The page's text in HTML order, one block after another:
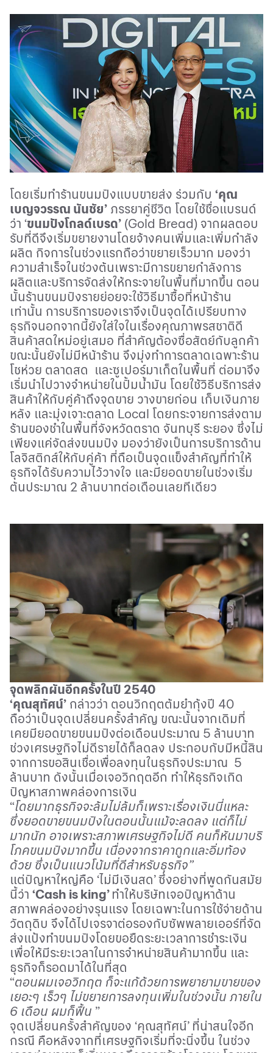
โดยเริ่มทำร้านขนมปังแบบขายส่ง ร่วมกับ ‘คุณ
เบญจวรรณ นันชัย’ ภรรยาคู่ชีวิต โดยใช้ชื่อแบรนด์
ว่า ‘ขนมปังโกลด์เบรด’ (Gold Bread) จากผลตอบ
รับที่ดีจึงเริ่มขยายงานโดยจ้างคนเพิ่มและเพิ่มกำลัง
ผลิต กิจการในช่วงแรกถือว่าขยายเร็วมาก มองว่า
ความสำเร็จในช่วงต้นเพราะมีการขยายกำลังการ
ผลิตและบริการจัดส่งให้กระจายในพื้นที่มากขึ้น ตอน
นั้นร้านขนมปังรายย่อยจะใช้วิธีมาซื้อที่หน้าร้าน
เท่านั้น การบริการของเราจึงเป็นจุดได้เปรียบทาง
ธุรกิจนอกจากนี้ยังใส่ใจในเรื่องคุณภาพรสชาติดี
สินค้าสดใหม่อยู่เสมอ ที่สำคัญต้องซื่อสัตย์กับลูกค้า
ขณะนั้นยังไม่มีหน้าร้าน จึงมุ่งทำการตลาดเฉพาะร้าน
โชห่วย ตลาดสด และซูเปอร์มาเก็ตในพื้นที่ ต่อมาจึง
เริ่มนำไปวางจำหน่ายในปั้มน้ำมัน โดยใช้วิธีบริการส่ง
สินค้าให้กับคู่ค้าถึงจุดขาย วางขายก่อน เก็บเงินภาย
หลัง และมุ่งเจาะตลาด Local โดยกระจายการส่งตาม
ร้านของชำในพื้นที่จังหวัดตราด จันทบุรี ระยอง ซึ่งไม่
เพียงแค่จัดส่งขนมปัง มองว่ายังเป็นการบริการด้าน
โลจิสติกส์ให้กับคู่ค้า ที่ถือเป็นจุดแข็งสำคัญที่ทำให้
ธุรกิจได้รับความไว้วางใจ และมียอดขายในช่วงเริ่ม
ต้นประมาณ 2 ล้านบาทต่อเดือนเลยทีเดียว
จุดพลิกผันอีกครั้งในปี 2540
‘คุณสุทัศน์’ กล่าวว่า ตอนวิกฤตต้มยำกุ้งปี 40
ถือว่าเป็นจุดเปลี่ยนครั้งสำคัญ ขณะนั้นจากเดิมที่
เคยมียอดขายขนมปังต่อเดือนประมาณ 5 ล้านบาท
ช่วงเศรษฐกิจไม่ดีรายได้ก็ลดลง ประกอบกับมีหนี้สิน
จากการขอสินเชื่อเพื่อลงทุนในธุรกิจประมาณ 5
ล้านบาท ดังนั้นเมื่อเจอวิกฤตอีก ทำให้ธุรกิจเกิด
ปัญหาสภาพคล่องการเงิน
“โดยมากธุรกิจจะล้มไม่ล้มก็เพราะเรื่องเงินนี่แหละ
ซึ่งยอดขายขนมปังในตอนนั้นแม้จะลดลง แต่ก็ไม่
มากนัก อาจเพราะสภาพเศรษฐกิจไม่ดี คนก็หันมาบริ
โภคขนมปังมากขึ้น เนื่องจากราคาถูกและอิ่มท้อง
ด้วย ซึ่งเป็นแนวโน้มที่ดีสำหรับธุรกิจ”
แต่ปัญหาใหญ่คือ ‘ไม่มีเงินสด’ซึ่งอย่างที่พูดกันสมัย
นี้ว่า ‘Cash is king’ ทำให้บริษัทเจอปัญหาด้าน
สภาพคล่องอย่างรุนแรง โดยเฉพาะในการใช้จ่ายด้าน
วัตถุดิบ จึงได้ไปเจรจาต่อรองกับซัพพลายเออร์ที่จัด
ส่งแป้งทำขนมปังโดยขอยืดระยะเวลาการชำระเงิน
เพื่อให้มีระยะเวลาในการจำหน่ายสินค้ามากขึ้น และ
ธุรกิจก็รอดมาได้ในที่สุด
“ตอนผมเจอวิกฤต ก็จะแก้ด้วยการพยายามขายของ
เยอะๆ เร็วๆ ไม่ขยายการลงทุนเพิ่มในช่วงนั้น ภายใน
6 เดือน ผมก็ฟื้น ”
จุดเปลี่ยนครั้งสำคัญของ ‘คุณสุทัศน์’ที่น่าสนใจอีก
กรณี คือหลังจากที่เศรษฐกิจเริ่มที่จะนิ่งขึ้น ในช่วง